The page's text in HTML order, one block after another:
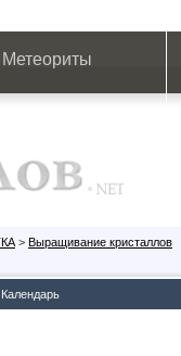
Метеориты
> Выращивание кристаллов
Календарь